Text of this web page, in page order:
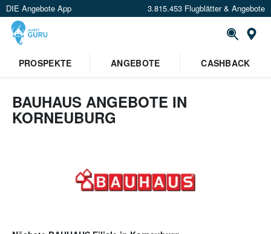
DIE Angebote App 3.815.453 Flugblätter & Angebote
PROSPEKTE
ANGEBOTE CASHBACK
BAUHAUS ANGEBOTE IN
KORNEUBURG